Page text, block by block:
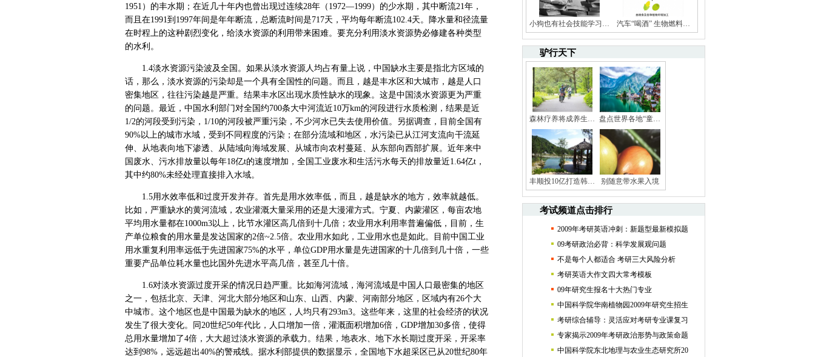
1951）的丰水期；在近几十年内也曾出现过连续28年（1972—1999）的少水期，其中断流21年，
而且在1991到1997年间是年年断流，总断流时间是717天，平均每年断流102.4天。降水量和径流量
在时程上的这种剧烈变化，给淡水资源的利用带来困难。要充分利用淡水资源势必修建各种类型
的水利。
1.4淡水资源污染波及全国。如果从淡水资源人均占有量上说，中国缺水主要是指北方区域的
话，那么，淡水资源的污染却是一个具有全国性的问题。而且，越是丰水区和大城市，越是人口
密集地区，往往污染越是严重。结果丰水区出现水质性缺水的现象。这是中国淡水资源更为严重
的问题。最近，中国水利部门对全国约700条大中河流近10万km的河段进行水质检测，结果是近
1/2的河段受到污染，1/10的河段被严重污染，不少河水已失去使用价值。另据调查，目前全国有
90%以上的城市水域，受到不同程度的污染；在部分流域和地区，水污染已从江河支流向干流延
伸、从地表向地下渗透、从陆域向海域发展、从城市向农村蔓延、从东部向西部扩展。近年来中
国废水、污水排放量以每年18亿t的速度增加，全国工业废水和生活污水每天的排放量近1.64亿t，
其中约80%未经处理直接排入水域。
1.5用水效率低和过度开发并存。首先是用水效率低，而且，越是缺水的地方，效率就越低。
比如，严重缺水的黄河流域，农业灌溉大量采用的还是大漫灌方式。宁夏、内蒙灌区，每亩农地
平均用水量都在1000m3以上，比节水灌区高几倍到十几倍；农业用水利用率普遍偏低，目前，生
产单位粮食的用水量是发达国家的2倍~2.5倍。农业用水如此，工业用水也是如此。目前中国工业
用水重复利用率远低于先进国家75%的水平，单位GDP用水量是先进国家的十几倍到几十倍，一些
重要产品单位耗水量也比国外先进水平高几倍，甚至几十倍。
1.6对淡水资源过度开采的情况日趋严重。比如海河流域，海河流域是中国人口最密集的地区
之一，包括北京、天津、河北大部分地区和山东、山西、内蒙、河南部分地区，区域内有26个大
中城市。这个地区也是中国最为缺水的地区，人均只有293m3。这些年来，这里的社会经济的状况
发生了很大变化。同20世纪50年代比，人口增加一倍，灌溉面积增加6倍，GDP增加30多倍，使得
总用水量增加了4倍，大大超过淡水资源的承载力。结果，地表水、地下水长期过度开采，开采率
达到98%，远远超出40%的警戒线。据水利部提供的数据显示，全国地下水超采区已从20世纪80年
小狗也有社会技能学习… 汽车“喝酒” 生物燃料…
驴行天下
森林疗养将成养生… 盘点世界各地“童…
丰顺投10亿打造韩… 别随意带水果入境
考试频道点击排行
2009年考研英语冲刺：新题型最新模拟题
09考研政治必背：科学发展观问题
不是每个人都适合 考研三大风险分析
考研英语大作文四大常考模板
09年研究生报名十大热门专业
中国科学院华南植物园2009年研究生招生
考研综合辅导：灵活应对考研专业课复习
专家揭示2009年考研政治形势与政策命题
中国科学院东北地理与农业生态研究所20